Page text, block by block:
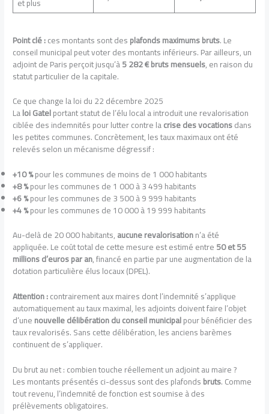
et plus
Point clé :ces montants sont desplafonds maximums bruts. Le
conseil municipal peut voter des montants inférieurs. Par ailleurs, un
adjoint de Paris perçoit jusqu’à5 282 € bruts mensuels, en raison du
statut particulier de la capitale.
Ce que change la loi du 22 décembre 2025
Laloi Gatelportant statut de l’élu local a introduit une revalorisation
ciblée des indemnités pour lutter contre lacrise des vocationsdans
les petites communes. Concrètement, les taux maximaux ont été
relevés selon un mécanisme dégressif :
+10 %pour les communes de moins de 1 000 habitants
+8 %pour les communes de 1 000 à 3 499 habitants
+6 %pour les communes de 3 500 à 9 999 habitants
+4 %pour les communes de 10 000 à 19 999 habitants
Au-delà de 20 000 habitants,aucune revalorisationn’a été
appliquée. Le coût total de cette mesure est estimé entre50 et 55
millions d’euros par an, financé en partie par une augmentation de la
dotation particulière élus locaux (DPEL).
Attention :contrairement aux maires dont l’indemnité s’applique
automatiquement au taux maximal, les adjoints doivent faire l’objet
d’unenouvelle délibération du conseil municipalpour bénéficier des
taux revalorisés. Sans cette délibération, les anciens barèmes
continuent de s’appliquer.
Du brut au net : combien touche réellement un adjoint au maire ?
Les montants présentés ci-dessus sont des plafondsbruts. Comme
tout revenu, l’indemnité de fonction est soumise à des
prélèvements obligatoires.